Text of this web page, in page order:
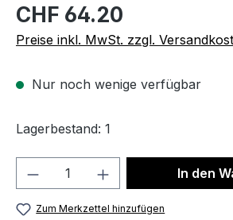
CHF 64.20
Preise inkl. MwSt. zzgl.
Nur noch wenige verfügbar
Lagerbestand: 1
Produkt Anzahl: GibIn den
Zum Merkzettel hinzufügen